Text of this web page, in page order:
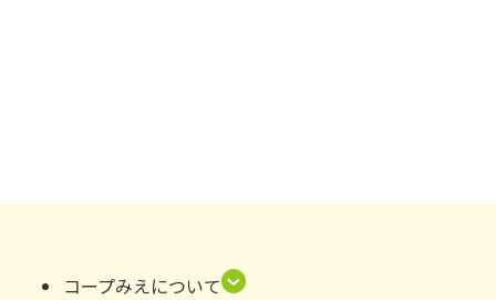
コープみえについて